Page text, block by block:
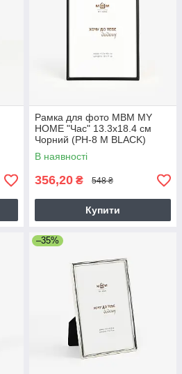
Рамка для фото МВМ MY
HOME "Час" 13.3х18.4 см
Чорний (PH-8 M BLACK)
В наявності
356,20 ₴ 548 ₴
Купити
–35%